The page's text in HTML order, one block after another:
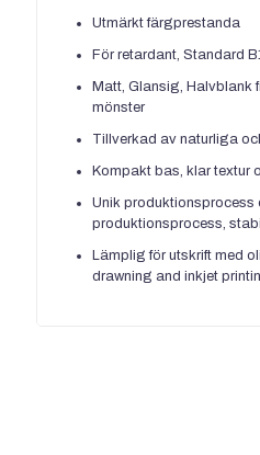
Utmärkt färgprestanda
För retardant, Standard
Matt, Glansig, Halvblank
mönster
Tillverkad av naturliga
Kompakt bas, klar textur
Unik produktionsprocess
produktionsprocess,
Lämplig för utskrift med
drawning and inkjet